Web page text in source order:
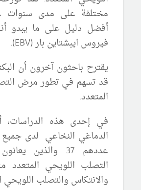
مختلفة على مدى سنوات
أفضل دليل على ما يبدو
فيروس ايبشتاين بار (EBV
).
يقترح باحثون آخرون أن
قد تسهم في تطورمرض
المتعدد.
في إحدى هذه
الدماغي النخاعي لدى جميع
عددهم 37
التصلب اللويحي المتعدد
والانتكاس والتصلب اللويحي